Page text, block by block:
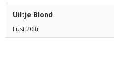
Uiltje Blond
Fust 20ltr